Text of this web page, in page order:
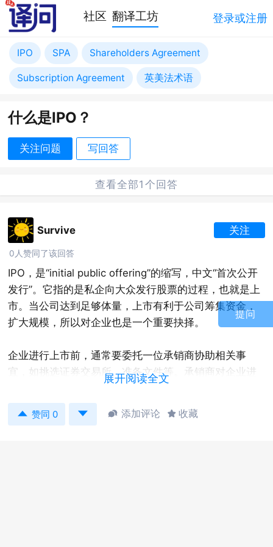
提问
社区 翻译工坊 登录或注册
IPO SPA Shareholders Agreement
Subscription Agreement 英美法术语
什么是IPO？
关注问题 写回答
查看全部1个回答
Survive 关注
0人赞同了该回答
IPO，是“initial public offering”的缩写，中文“首次公开
发行”。它指的是私企向大众发行股票的过程，也就是上
市。当公司达到足够体量，上市有利于公司筹集资金，
扩大规模，所以对企业也是一个重要抉择。
企业进行上市前，通常要委托一位承销商协助相关事
宜，如挑选证券交易所、准备文件等。承销商对企业进
行尽职调查后，会根据调查结果确定股票定价及发行数
量。证券交易所通过企业的IPO请求后，企业即可向公众
发行股票。
展开阅读全文
 赞同 0   添加评论  收藏